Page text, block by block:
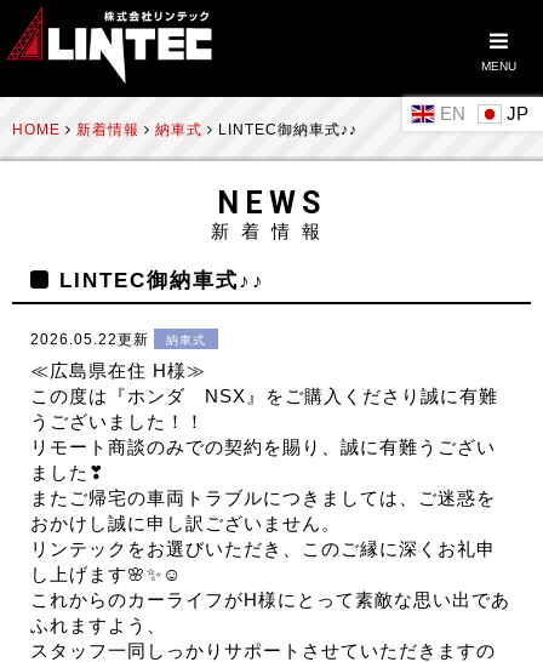
MENU
EN
HOME 新着情報 納車式 LINTEC御納車式♪♪
NEWS
新着情報
LINTEC御納車式♪♪
2026.05.22更新 納車式
≪広島県在住 H様≫
この度は『ホンダ NSX』をご購入くださり誠に有難
うございました！！
リモート商談のみでの契約を賜り、誠に有難うござい
ました❣
またご帰宅の車両トラブルにつきましては、ご迷惑を
おかけし誠に申し訳ございません。
リンテックをお選びいただき、このご縁に深くお礼申
し上げます🌸✨☺
これからのカーライフがH様にとって素敵な思い出であ
ふれますよう、
スタッフ一同しっかりサポートさせていただきますの